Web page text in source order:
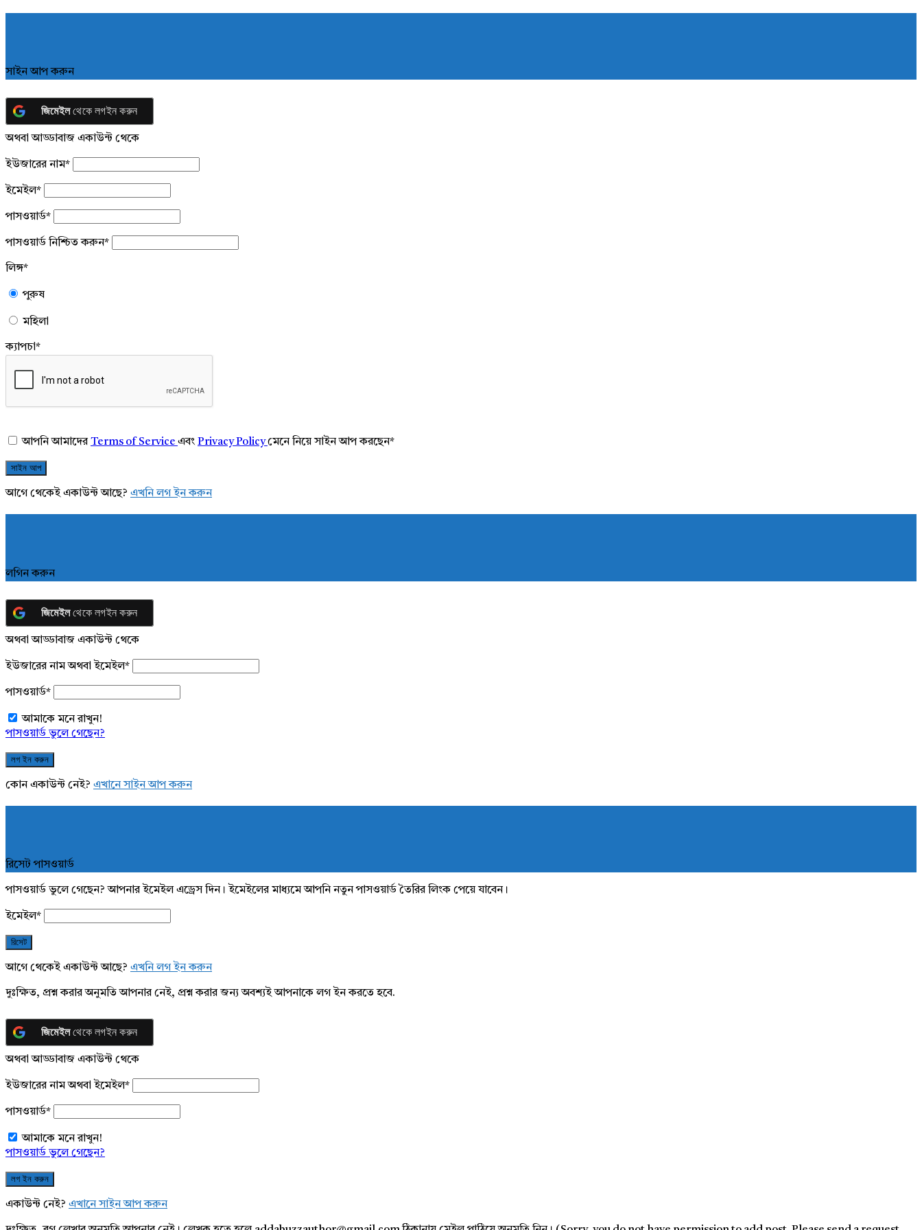
সাইন আপ করুন
জিমেইলথেকে লগইন করুন
অথবা আড্ডাবাজ একাউন্ট থেকে
ইউজারের নাম*
ইমেইল*
পাসওয়ার্ড*
পাসওয়ার্ড নিশ্চিত করুন*
লিঙ্গ*
পুরুষ
মহিলা
ক্যাপচা*
আপনি আমাদেরTerms of Service এবং Privacy Policyমেনে নিয়ে সাইন আপ করছেন*
আগে থেকেই একাউন্ট আছে? এখনি লগ ইন করুন
লগিন করুন
জিমেইলথেকে লগইন করুন
অথবা আড্ডাবাজ একাউন্ট থেকে
ইউজারের নাম অথবা ইমেইল*
পাসওয়ার্ড*
আমাকে মনে রাখুন!
পাসওয়ার্ড ভুলে গেছেন?
কোন একাউন্ট নেই? এখানে সাইন আপ করুন
রিসেট পাসওয়ার্ড
পাসওয়ার্ড ভুলে গেছেন? আপনার ইমেইল এড্রেস দিন। ইমেইলের মাধ্যমে আপনি নতুন পাসওয়ার্ড তৈরির লিংক পেয়ে যাবেন।
ইমেইল*
আগে থেকেই একাউন্ট আছে? এখনি লগ ইন করুন
দুঃক্ষিত, প্রশ্ন করার অনুমতি আপনার নেই, প্রশ্ন করার জন্য অবশ্যই আপনাকে লগ ইন করতে হবে.
জিমেইলথেকে লগইন করুন
অথবা আড্ডাবাজ একাউন্ট থেকে
ইউজারের নাম অথবা ইমেইল*
পাসওয়ার্ড*
আমাকে মনে রাখুন!
পাসওয়ার্ড ভুলে গেছেন?
একাউন্ট নেই? এখানে সাইন আপ করুন